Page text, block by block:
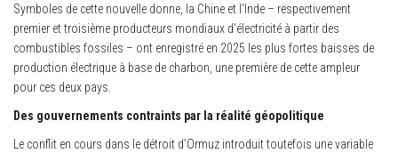
Symboles de cette nouvelle donne, la Chine et l’Inde – respectivement
premier et troisième producteurs mondiaux d’électricité à partir des
combustibles fossiles – ont enregistré en 2025 les plus fortes baisses de
production électrique à base de charbon, une première de cette ampleur
pour ces deux pays.
Des gouvernements contraints par la réalité géopolitique
Le conflit en cours dans le détroit d’Ormuz introduit toutefois une variable